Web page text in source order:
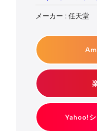
メーカー : 任天堂
Yahoo!